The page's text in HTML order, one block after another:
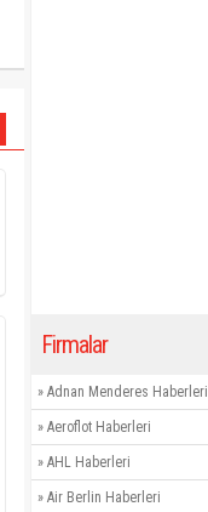
Firmalar
» Adnan Menderes Haberleri
» Aeroflot Haberleri
» AHL Haberleri
» Air Berlin Haberleri